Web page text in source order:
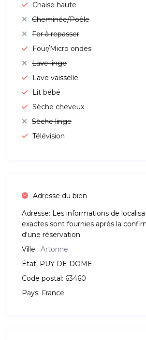
Chaise haute
Cheminée/Poêle
Fer à repasser
Four/Micro ondes
Lave linge
Lave vaisselle
Lit bébé
Sèche cheveux
Sèche linge
Télévision
Adresse du bien
Adresse: Les informations de
exactes sont fournies après la
d'une réservation.
Ville : Artonne
État: PUY DE DOME
Code postal: 63460
Pays: France